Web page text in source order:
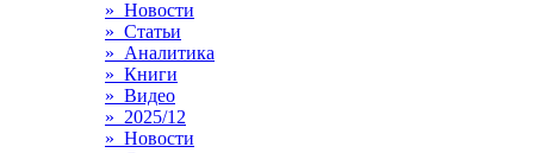
» Новости
» Статьи
» Аналитика
» Книги
» Видео
» 2025/12
» Новости